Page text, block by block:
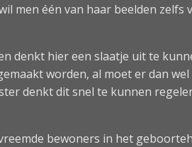
men één van haar beelden
denkt hier een slaatje uit te
worden, al moet er dan
denkt dit snel te kunnen
bewoners in het